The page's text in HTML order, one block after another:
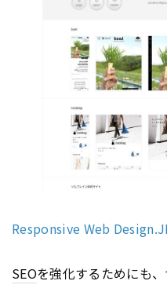
Responsive Web
SEOを強化するためにも